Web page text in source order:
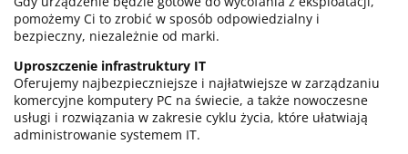
pomożemy Ci to zrobić w sposób odpowiedzialny i
bezpieczny, niezależnie od marki.
Uproszczenie infrastruktury IT
Oferujemy najbezpieczniejsze i najłatwiejsze w zarządzaniu
komercyjne komputery PC na świecie, a także nowoczesne
usługi i rozwiązania w zakresie cyklu życia, które ułatwiają
administrowanie systemem IT.